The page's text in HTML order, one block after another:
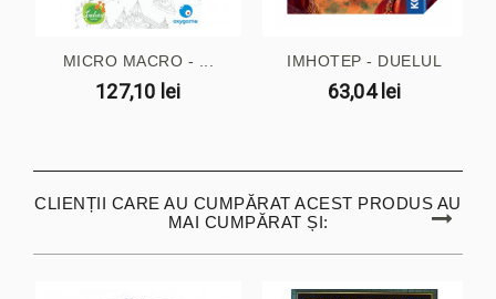
MICRO MACRO - ...
127,10 lei
IMHOTEP - DUELUL
63,04 lei
CLIENȚII CARE AU CUMPĂRAT ACEST PRODUS AU
MAI CUMPĂRAT ȘI: